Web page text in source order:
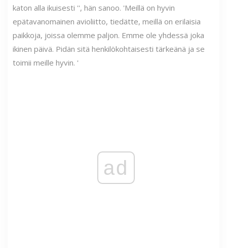
katon alla ikuisesti '', hän sanoo. 'Meillä on hyvin
epätavanomainen avioliitto, tiedätte, meillä on erilaisia ​​
paikkoja, joissa olemme paljon. Emme ole yhdessä joka
ikinen päivä. Pidän sitä henkilökohtaisesti tärkeänä ja se
toimii meille hyvin. '
ad